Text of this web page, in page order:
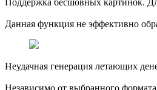
Поддержка бесшовных картинок.
Данная функция не эффективно
Неудачная генерация летающих
Независимо от выбранного